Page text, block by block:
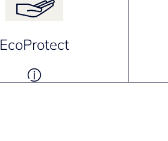
EcoProtect